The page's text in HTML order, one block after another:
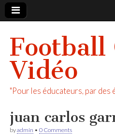
Football
Vidéo
"Pour les éducateurs, par des
juan carlos
byadmin • 0 Comments